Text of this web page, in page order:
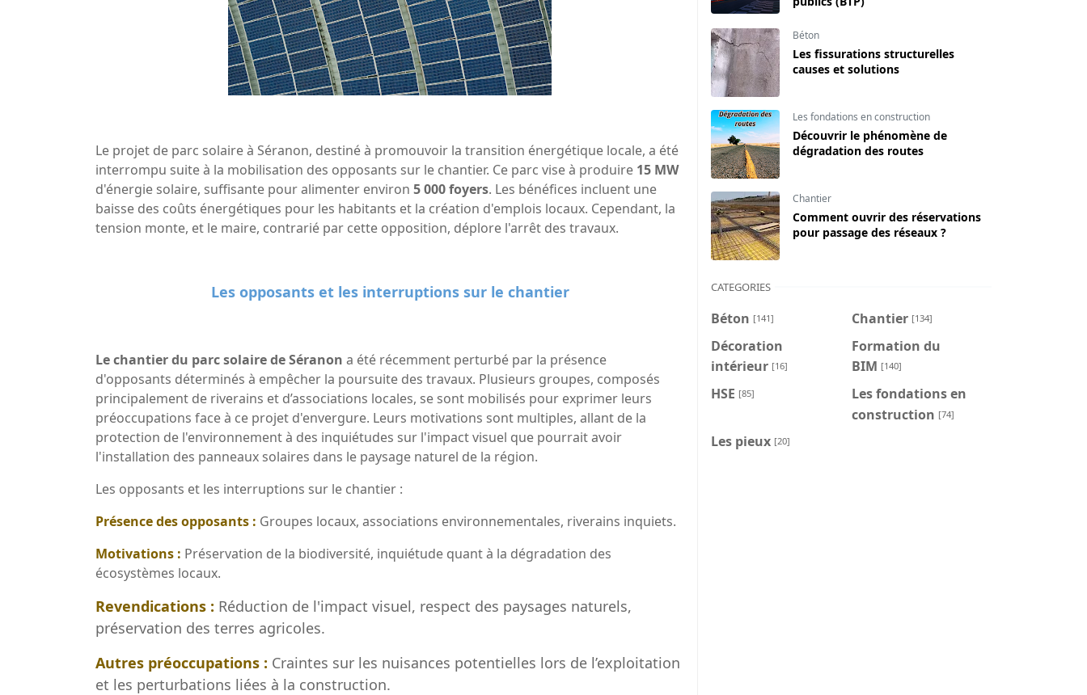
Le projet de parc solaire à Séranon, destiné à promouvoir la transition énergétique locale, a été
interrompu suite à la mobilisation des opposants sur le chantier. Ce parc vise à produire 15 MW
d'énergie solaire, suffisante pour alimenter environ 5 000 foyers. Les bénéfices incluent une
baisse des coûts énergétiques pour les habitants et la création d'emplois locaux. Cependant, la
tension monte, et le maire, contrarié par cette opposition, déplore l'arrêt des travaux.
Les opposants et les interruptions sur le chantier
Le chantier du parc solaire de Séranon a été récemment perturbé par la présence
d'opposants déterminés à empêcher la poursuite des travaux. Plusieurs groupes, composés
principalement de riverains et d’associations locales, se sont mobilisés pour exprimer leurs
préoccupations face à ce projet d'envergure. Leurs motivations sont multiples, allant de la
protection de l'environnement à des inquiétudes sur l'impact visuel que pourrait avoir
l'installation des panneaux solaires dans le paysage naturel de la région.
Les opposants et les interruptions sur le chantier :
Présence des opposants : Groupes locaux, associations environnementales, riverains inquiets.
Motivations : Préservation de la biodiversité, inquiétude quant à la dégradation des
écosystèmes locaux.
Revendications : Réduction de l'impact visuel, respect des paysages naturels,
préservation des terres agricoles.
Autres préoccupations : Craintes sur les nuisances potentielles lors de l’exploitation
et les perturbations liées à la construction.
Béton
Les fissurations structurelles
causes et solutions
Les fondations en construction
Découvrir le phénomène de
dégradation des routes
Chantier
Comment ouvrir des réservations
pour passage des réseaux ?
CATEGORIES
Béton [141] Chantier [134]
Décoration
intérieur [16]
Formation du
BIM [140]
HSE [85]
Les fondations en
construction [74]
Les pieux [20]